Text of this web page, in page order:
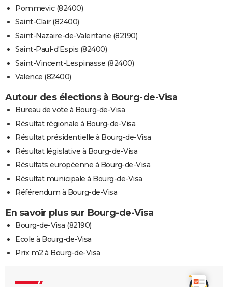
Pommevic (82400)
Saint-Clair (82400)
Saint-Nazaire-de-Valentane (82190)
Saint-Paul-d'Espis (82400)
Saint-Vincent-Lespinasse (82400)
Valence (82400)
Autour des élections à Bourg-de-Visa
Bureau de vote à Bourg-de-Visa
Résultat régionale à Bourg-de-Visa
Résultat présidentielle à Bourg-de-Visa
Résultat législative à Bourg-de-Visa
Résultats européenne à Bourg-de-Visa
Résultat municipale à Bourg-de-Visa
Référendum à Bourg-de-Visa
En savoir plus sur Bourg-de-Visa
Bourg-de-Visa (82190)
Ecole à Bourg-de-Visa
Prix m2 à Bourg-de-Visa